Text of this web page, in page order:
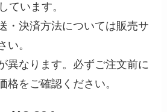
ています。
・決済方法については販売サ
い。
異なります。必ずご注文前に
格をご確認ください。